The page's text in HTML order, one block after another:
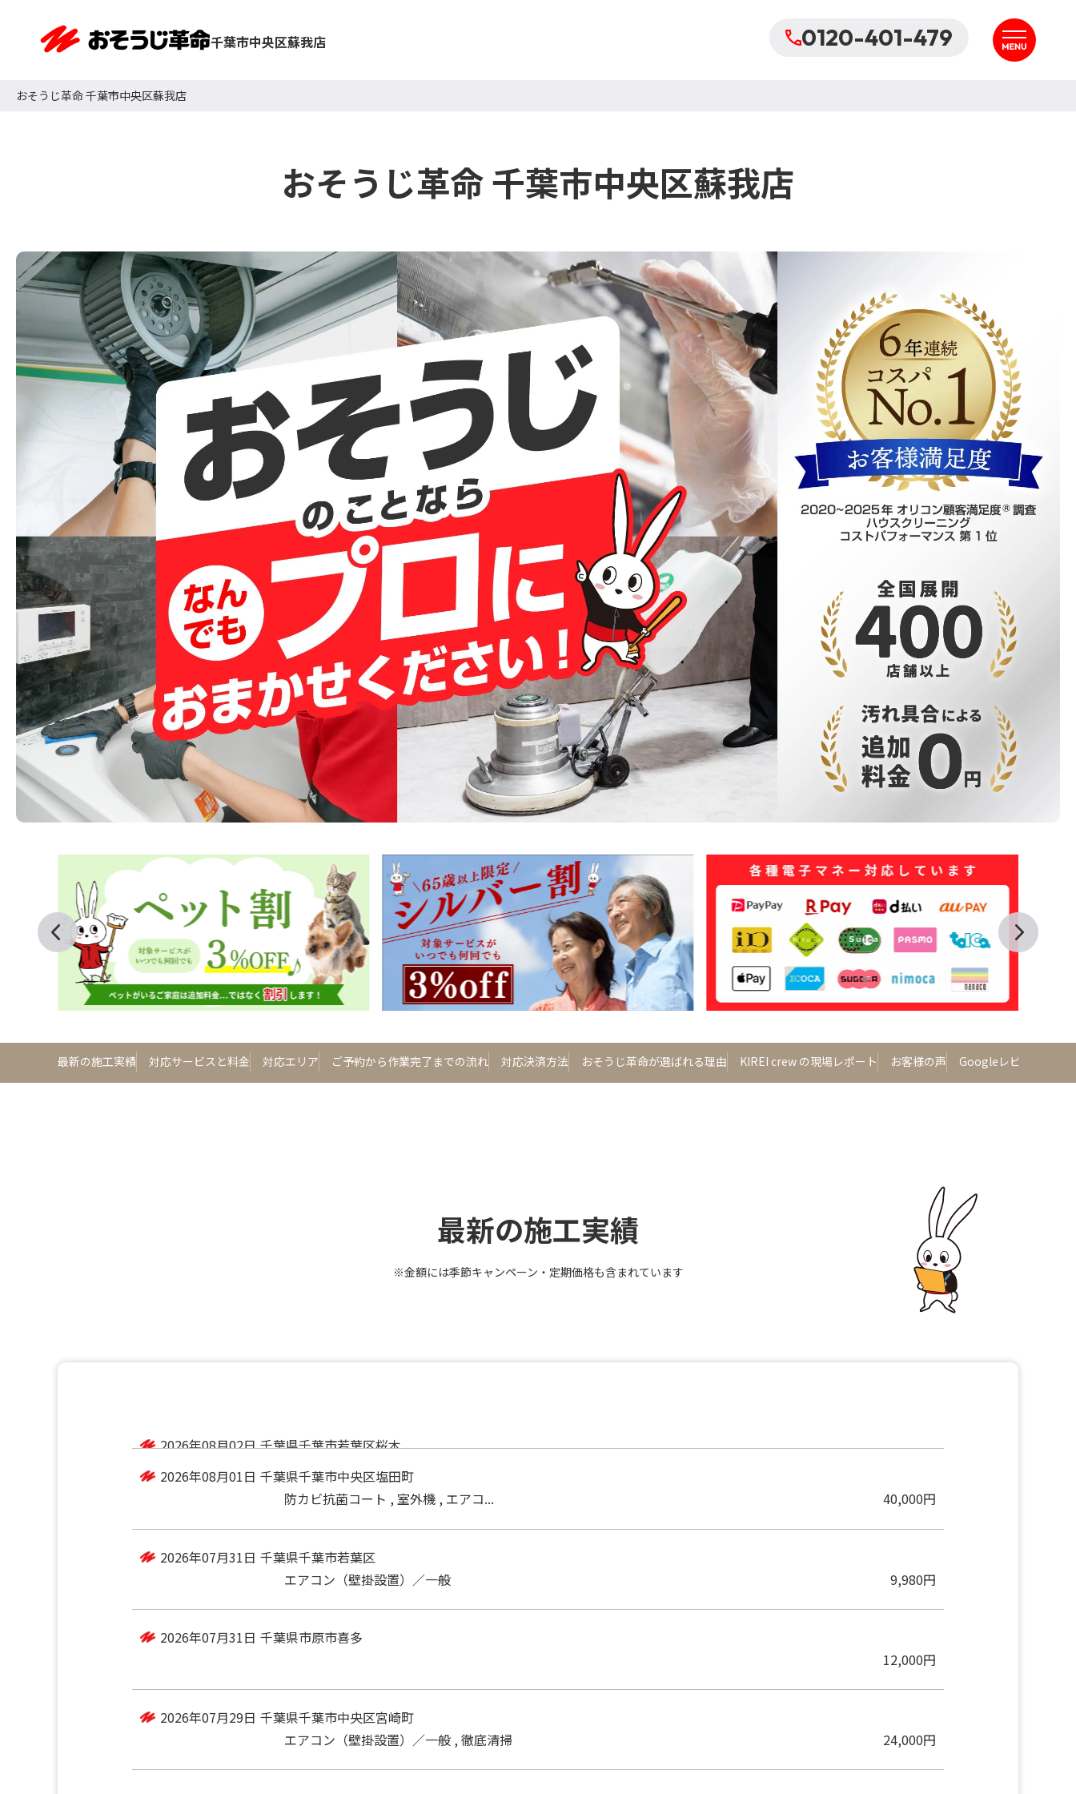
千葉市中央区蘇我店 0120-401-479
おそうじ革命 千葉市中央区蘇我店
おそうじ革命 千葉市中央区蘇我店
最新の施工実績 対応サービスと料金 対応エリア ご予約から作業完了までの流れ 対応決済方法 おそうじ革命が選ばれる理由 KIREI crew の現場レポート お客様の声 Googleレビュー
最新の施工実績
※金額には季節キャンペーン・定期価格も含まれています
トイレ , 浴室 , キッチン
防カビ抗菌コート , 室外機 , エアコ...
エアコン（壁掛設置）／一般